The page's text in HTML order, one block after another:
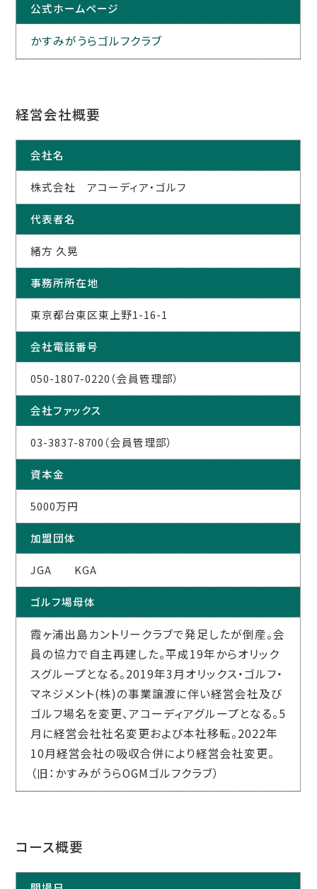
公式ホームページ
かすみがうらゴルフクラブ
経営会社概要
会社名
株式会社 アコーディア・ゴルフ
代表者名
緒方 久晃
事務所所在地
東京都台東区東上野1-16-1
会社電話番号
050-1807-0220（会員管理部）
会社ファックス
03-3837-8700（会員管理部）
資本金
5000万円
加盟団体
JGA KGA
ゴルフ場母体
霞ヶ浦出島カントリークラブで発足したが倒産。会
員の協力で自主再建した。平成19年からオリック
スグループとなる。2019年3月オリックス・ゴルフ・
マネジメント(株)の事業譲渡に伴い経営会社及び
ゴルフ場名を変更、アコーディアグループとなる。5
月に経営会社社名変更および本社移転。2022年
10月経営会社の吸収合併により経営会社変更。
（旧：かすみがうらOGMゴルフクラブ）
コース概要